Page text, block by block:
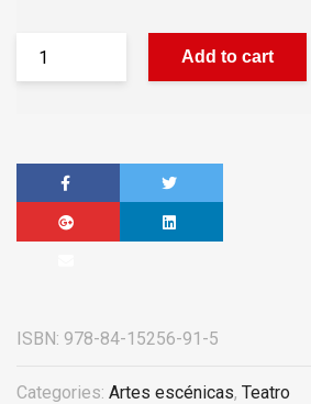
Add to cart
ISBN: 978-84-15256-91-5
Categories: Artes escénicas, Teatro